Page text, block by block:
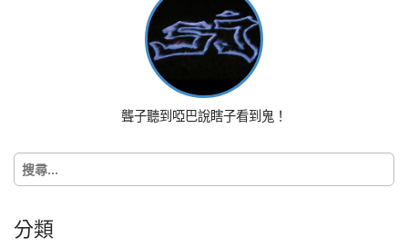
i
o
n
聾子聽到啞巴說瞎子看到鬼！
搜
尋
字:
分類